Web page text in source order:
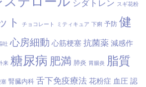
シダトレン スギ花粉
ト チョコレート ミティキュア 下痢 予防 健
吐 心房細動 心筋梗塞 抗菌薬 減感作
来 糖尿病 肥満 肺炎 胃腸炎 脂質
塞 腎臓内科 舌下免疫療法 花粉症 血圧 認